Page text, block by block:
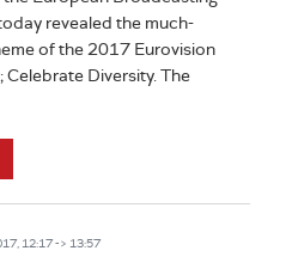
revealed the much-
of the 2017 Eurovision
Celebrate Diversity. The
12:17 -> 13:57